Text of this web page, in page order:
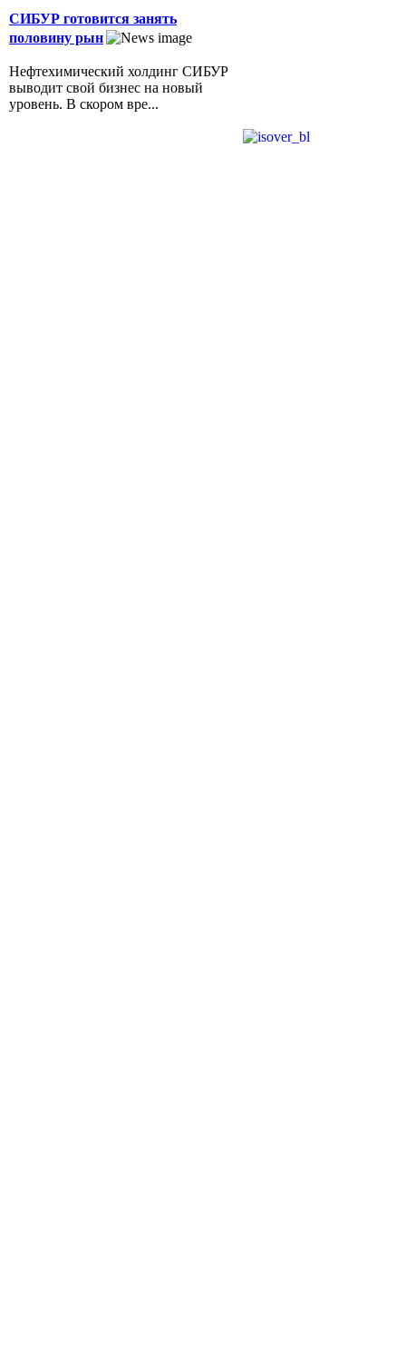
СИБУР готовится занять
половину рын
Нефтехимический холдинг СИБУР
выводит свой бизнес на новый
уровень. В скором вре...